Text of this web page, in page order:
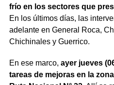
frío en los sectores que
En los últimos días, las
adelante en General Roca,
Chichinales y Guerrico.
En ese marco, ayer jueves
tareas de mejoras en la